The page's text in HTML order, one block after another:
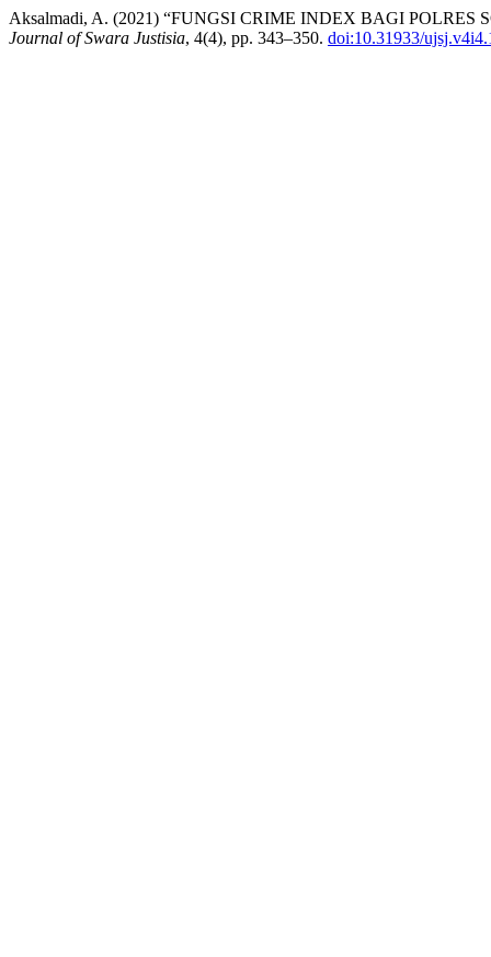
Aksalmadi, A. (2021) “FUNGSI CRIME INDEX BAGI
Journal of Swara Justisia, 4(4), pp. 343–350. doi:10.31933/